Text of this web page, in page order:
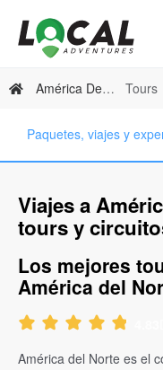
América Del Norte Tours
Paquetes, viajes y
Viajes a
tours y
Los mejores
América del
América del Norte es el